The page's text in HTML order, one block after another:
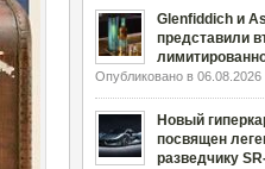
Glenfiddich и
представили
Опубликовано в 06.08.2026
Новый
посвящен
разведчику